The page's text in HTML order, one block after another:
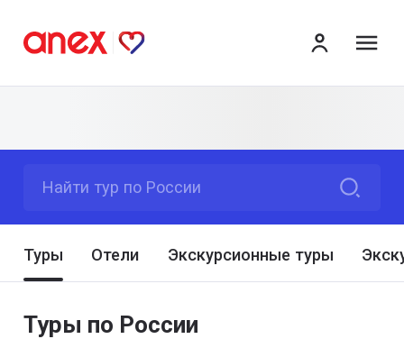
Найти тур по России
Туры Отели Экскурсионные туры
Туры по России